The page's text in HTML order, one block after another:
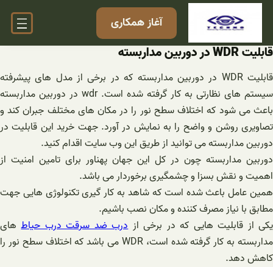
رفتن
آغاز همکاری
قابلیت WDR در دوربین مداربسته
قابلیت WDR در دوربین مداربسته که در برخی از مدل های پیشرفته
سیستم های نظارتی به کار گرفته شده است. wdr در دوربین مداربسته
باعث می شود که اختلاف سطح نور را در مکان های مختلف جبران کند و
تصاویری روشن و واضح را به نمایش در آورد. جهت خرید این قابلیت در
دوربین مداربسته می توانید از طریق این وب سایت اقدام کنید.
دوربین مداربسته چون در کل این جهان پهناور برای تامین امنیت از
اهمیت و نقش بسزا و چشمگیری برخوردار می باشد.
همین عامل باعث شده است که شاهد به کار گیری تکنولوژی هایی جهت
مطابق با نیاز مصرف کننده و مکان نصب باشیم.
یکی از قابلیت هایی که در برخی ازدرب ضد سرقت درب حیاطهای
مداربسته به کار گرفته شده است، WDR می باشد که اختلاف سطح نور را
کاهش دهد.